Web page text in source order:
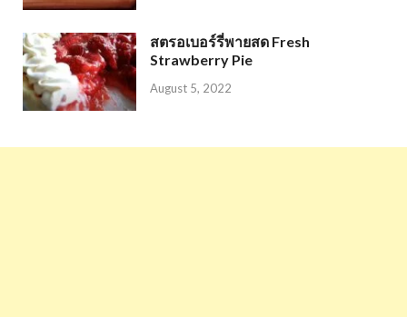
สตรอเบอร์รี่พายสด Fresh
Strawberry Pie
August 5, 2022